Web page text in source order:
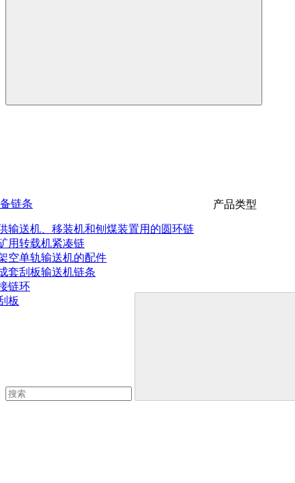
产品类型
链条
输送机、移装机和刨煤装置用的圆环链
用转载机紧凑链
空单轨输送机的配件
套刮板输送机链条
链环
板